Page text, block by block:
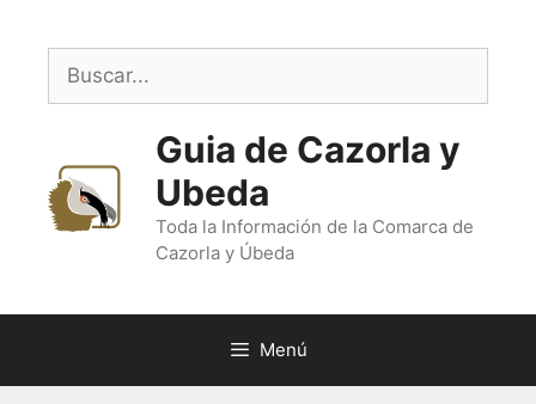
contenido
Buscar:
Guia de Cazorla y
Ubeda
Toda la Información de la Comarca de
Cazorla y Úbeda
Menú